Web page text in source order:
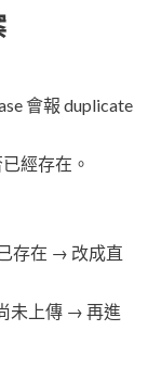
會報 duplicate
經存在。
存在 → 改成直
未上傳 → 再進